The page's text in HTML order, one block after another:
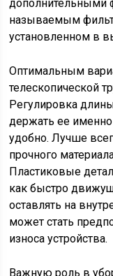
дополнительными
называемым
установленном в
Оптимальным
телескопической
Регулировка
держать ее
удобно. Лучше
прочного
Пластиковые
как быстро
оставлять на
может стать
износа устройства.
Важную роль в